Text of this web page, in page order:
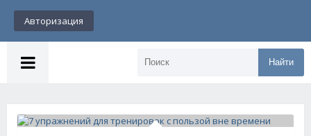
Авторизация
Найти